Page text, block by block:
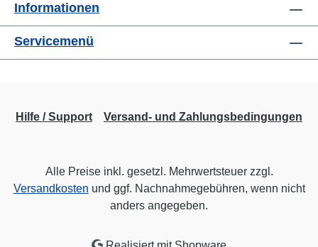
Informationen
Servicemenü
Hilfe / Support Versand- und Zahlungsbedingungen
Alle Preise inkl. gesetzl. Mehrwertsteuer zzgl.
Versandkosten und ggf. Nachnahmegebühren, wenn nicht
anders angegeben.